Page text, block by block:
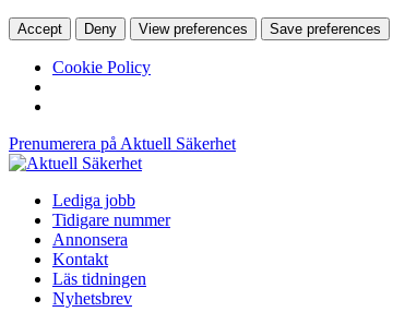
Accept Deny View preferences Save preferences
Cookie Policy
Prenumerera på Aktuell Säkerhet
Lediga jobb
Tidigare nummer
Annonsera
Kontakt
Läs tidningen
Nyhetsbrev